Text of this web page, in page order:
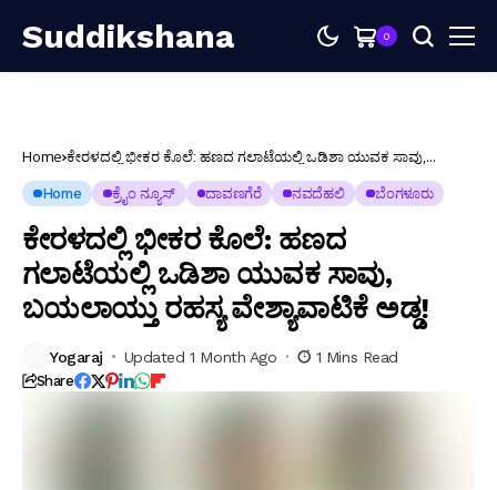
Suddikshana 0
Home ಕೇರಳದಲ್ಲಿ ಭೀಕರ ಕೊಲೆ: ಹಣದ ಗಲಾಟೆಯಲ್ಲಿ ಒಡಿಶಾ ಯುವಕ ಸಾವು,
Home ಕ್ರೈಂ ನ್ಯೂಸ್ ದಾವಣಗೆರೆ ನವದೆಹಲಿ ಬೆಂಗಳೂರು
ಕೇರಳದಲ್ಲಿ ಭೀಕರ ಕೊಲೆ: ಹಣದ
ಗಲಾಟೆಯಲ್ಲಿ ಒಡಿಶಾ ಯುವಕ ಸಾವು,
ಬಯಲಾಯ್ತು ರಹಸ್ಯ ವೇಶ್ಯಾವಾಟಿಕೆ ಅಡ್ಡ!
Yogaraj Updated 1 Month Ago 1 Mins Read
Share